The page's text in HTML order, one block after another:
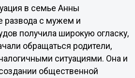
в семье Анны
развода с мужем и
получила широкую огласку,
обращаться родители,
ситуациями. Она и
общественной